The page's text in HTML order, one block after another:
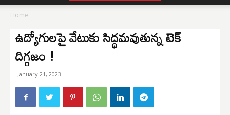
Home
ఉద్యోగులపై వేటుకు సిద్ధమవుతున్న టెక్
దిగ్గజం !
January 21, 2023